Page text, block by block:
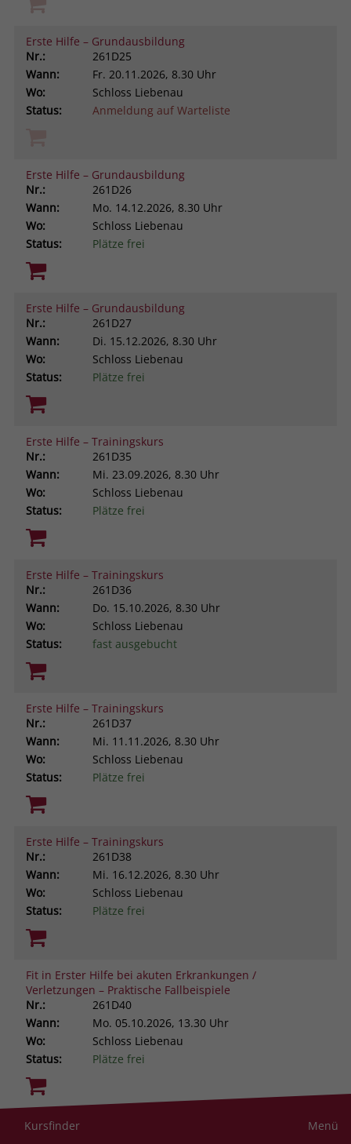
Erste Hilfe – Grundausbildung
Nr.:
261D25
Wann:
Fr. 20.11.2026, 8.30 Uhr
Wo:
Schloss Liebenau
Status:
Anmeldung auf Warteliste
Erste Hilfe – Grundausbildung
Nr.:
261D26
Wann:
Mo. 14.12.2026, 8.30 Uhr
Wo:
Schloss Liebenau
Status:
Plätze frei
Erste Hilfe – Grundausbildung
Nr.:
261D27
Wann:
Di. 15.12.2026, 8.30 Uhr
Wo:
Schloss Liebenau
Status:
Plätze frei
Erste Hilfe – Trainingskurs
Nr.:
261D35
Wann:
Mi. 23.09.2026, 8.30 Uhr
Wo:
Schloss Liebenau
Status:
Plätze frei
Erste Hilfe – Trainingskurs
Nr.:
261D36
Wann:
Do. 15.10.2026, 8.30 Uhr
Wo:
Schloss Liebenau
Status:
fast ausgebucht
Erste Hilfe – Trainingskurs
Nr.:
261D37
Wann:
Mi. 11.11.2026, 8.30 Uhr
Wo:
Schloss Liebenau
Status:
Plätze frei
Erste Hilfe – Trainingskurs
Nr.:
261D38
Wann:
Mi. 16.12.2026, 8.30 Uhr
Wo:
Schloss Liebenau
Status:
Plätze frei
Fit in Erster Hilfe bei akuten Erkrankungen /
Verletzungen – Praktische Fallbeispiele
Nr.:
261D40
Wann:
Mo. 05.10.2026, 13.30 Uhr
Wo:
Schloss Liebenau
Status:
Plätze frei
Resilienz im helfenden Beruf. Was uns stark macht
Kursfinder Menü